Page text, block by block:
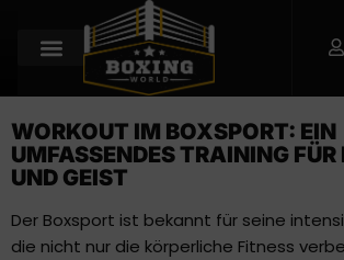
SCHLAGWORT:WORKOUT
WORKOUT IM BOXSPORT: EIN
UMFASSENDES TRAINING FÜR
UND GEIST
Der Boxsport ist bekannt für seine
die nicht nur die körperliche Fitness